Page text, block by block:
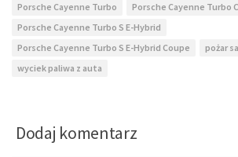
Porsche Cayenne Turbo
Porsche Cayenne Turbo
Porsche Cayenne Turbo S E-Hybrid
Porsche Cayenne Turbo S E-Hybrid Coupe
pożar
wyciek paliwa z auta
Dodaj komentarz